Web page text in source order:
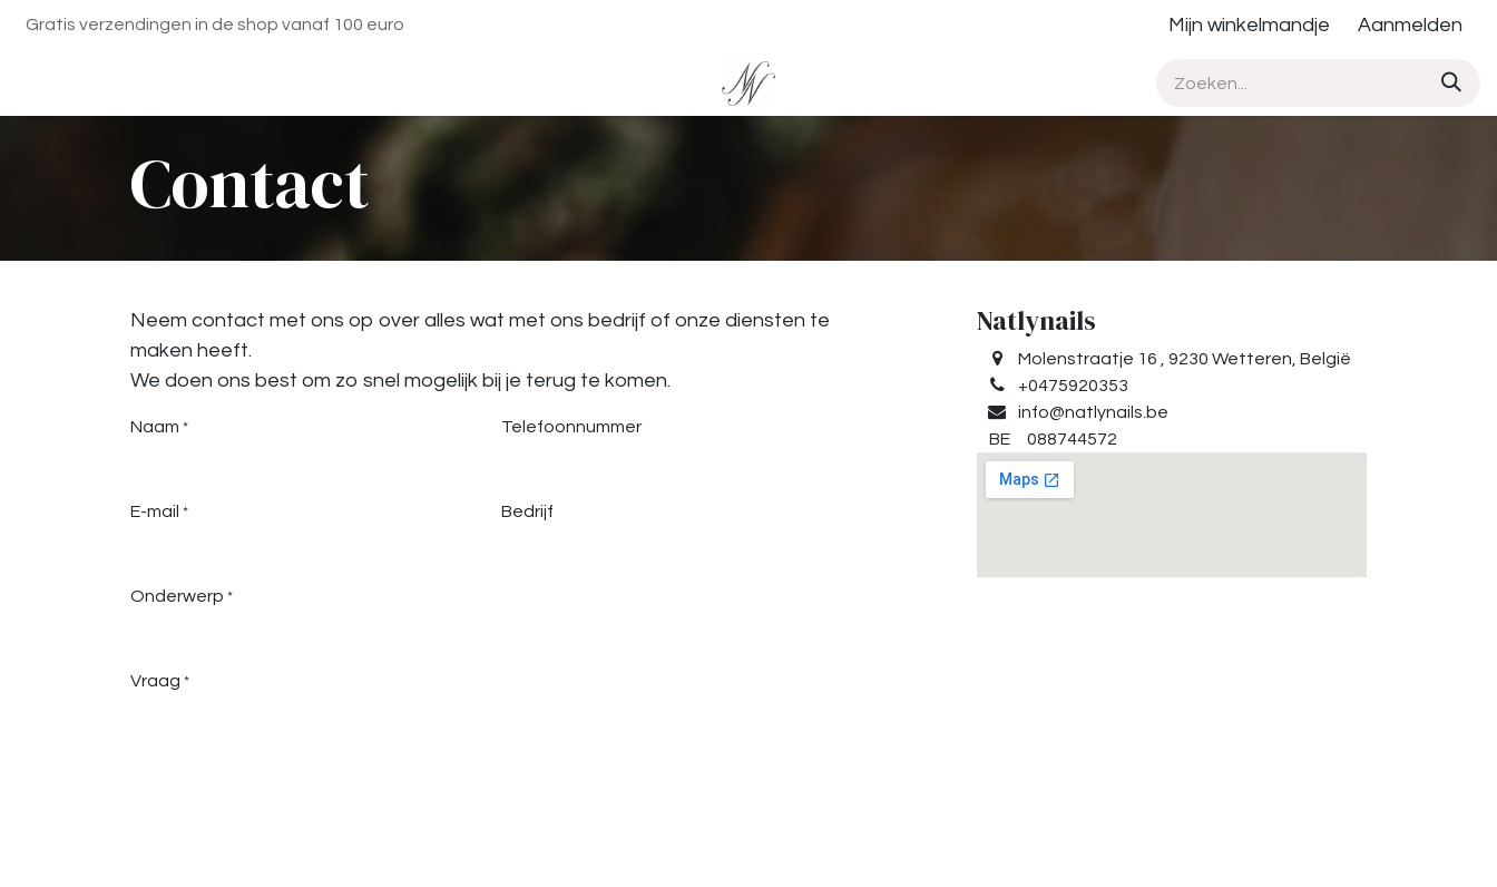
Gratis verzendingen in de shop vanaf 100 euro Mijn winkelmandje Aanmelden
Contact
Neem contact met ons op over alles wat met ons bedrijf of onze diensten te
maken heeft.
We doen ons best om zo snel mogelijk bij je terug te komen.
Naam * Telefoonnummer
E-mail * Bedrijf
Onderwerp *
Vraag *
Natlynails
Molenstraatje 16 , 9230 Wetteren, België
+0475920353
info@natlynails.be
BE 088744572